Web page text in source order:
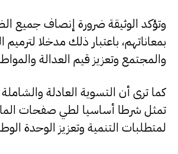
وتؤكد الوثيقة ضرورة إنصاف جميع
بمعاناتهم، باعتبار ذلك مدخلا لترميم
والمجتمع وتعزيز قيم العدالة
كما ترى أن التسوية العادلة
تمثل شرطا أساسيا لطي صفحات
لمتطلبات التنمية وتعزيز الوحدة